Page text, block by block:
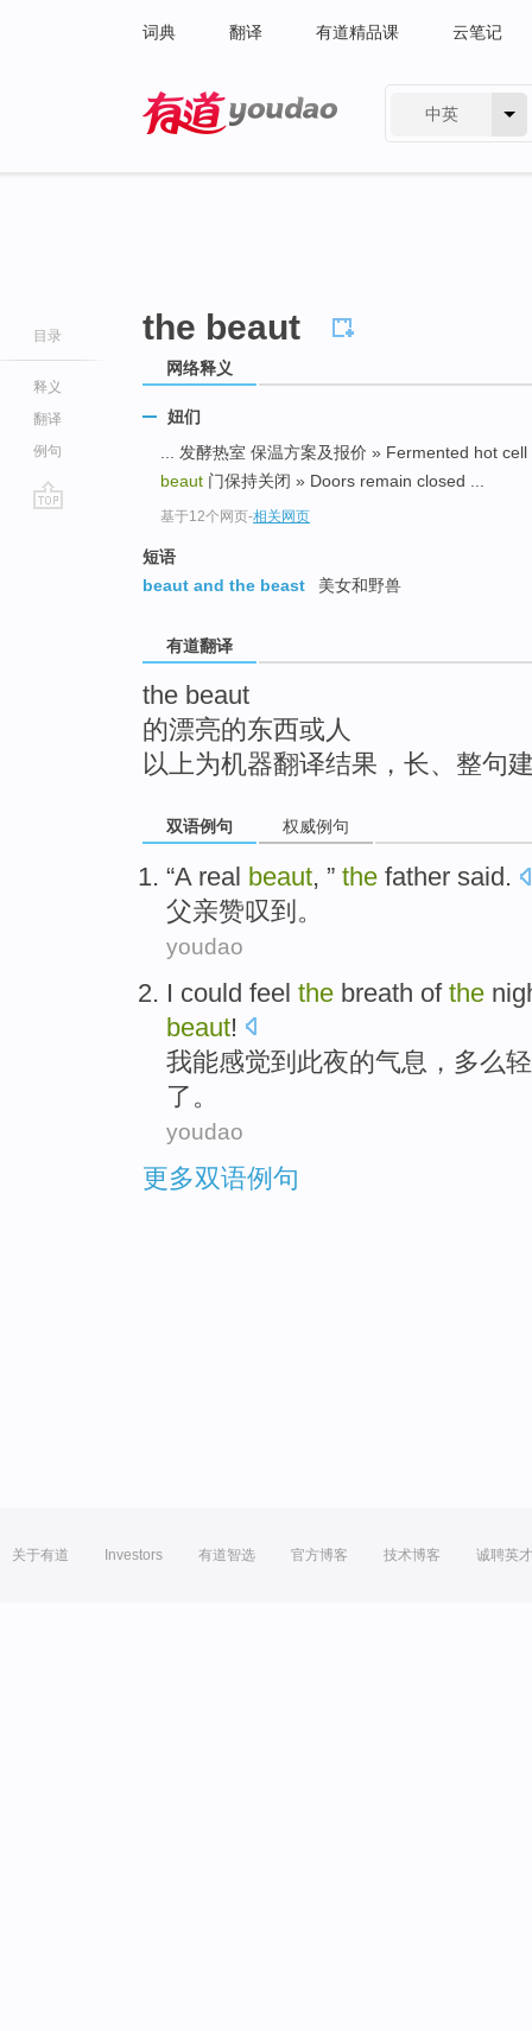
词典 翻译 有道精品课 云笔记
中英
目录
释义
翻译
例句
the beaut
网络释义
妞们
... 发酵热室 保温方案及报价 » Fermented hot
beaut 门保持关闭 » Doors remain closed ...
基于12个网页-相关网页
短语
beaut and the beast
美女和野兽
有道翻译
the beaut
的漂亮的东西或人
以上为机器翻译结果，长、整句
双语例句 权威例句
“A real beaut, ” the father said.
父亲赞叹到 。
youdao
I could feel the breath of the
beaut!
我能感觉到 此夜的气息 ，多么
了。
youdao
更多双语例句
关于有道 Investors 有道智选 官方博客 技术博客 诚聘英才